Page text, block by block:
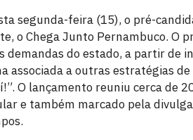
segunda-feira (15), o pré-
o Chega Junto Pernambuco. O
demandas do estado, a partir de
associada a outras estratégias
O lançamento reuniu cerca de
e também marcado pela